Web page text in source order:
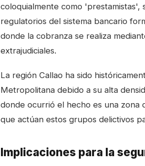
coloquialmente como
regulatorios del sistema bancario
donde la cobranza se realiza
extrajudiciales.
La región Callao ha sido
Metropolitana debido a su alta
donde ocurrió el hecho es una zona
que actúan estos grupos delictivos
Implicaciones para la